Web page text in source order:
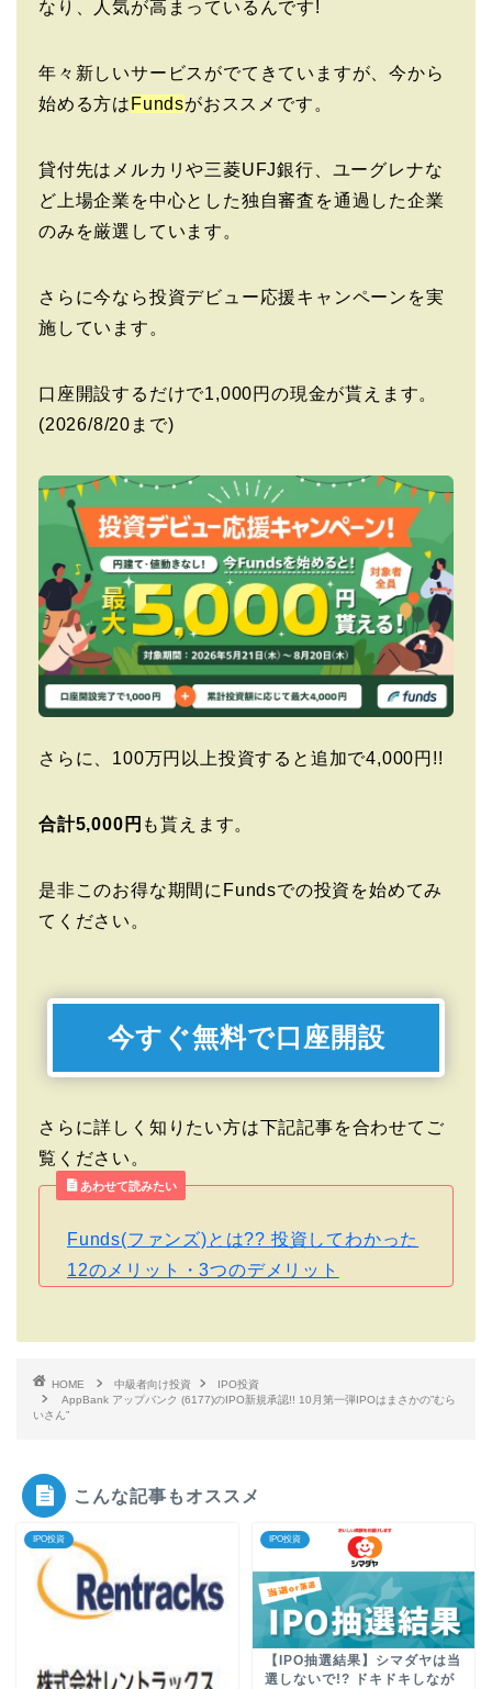
なり、人気が高まっているんです!
年々新しいサービスがでてきていますが、今から
始める方は Fundsがおススメです。
貸付先はメルカリや三菱UFJ銀行、ユーグレナな
ど上場企業を中心とした独自審査を通過した企業
のみを厳選しています。
さらに今なら投資デビュー応援キャンペーンを実
施しています。
口座開設するだけで1,000円の現金が貰えます。
(2026/8/20まで)
さらに、100万円以上投資すると追加で4,000円!!
合計5,000円 も貰えます。
是非このお得な期間にFundsでの投資を始めてみ
てください。
今すぐ無料で口座開設
さらに詳しく知りたい方は下記記事を合わせてご
覧ください。
あわせて読みたい
Funds(ファンズ)とは?? 投資してわかった
12のメリット・3つのデメリット
HOME 中級者向け投資
IPO投資
AppBank アップバンク (6177)のIPO新規承認!! 10月第一弾IPOはまさかの”むら
いさん”
こんな記事もオススメ
IPO投資 IPO投資
【IPO抽選結果】シマダヤは当
選しないで!? ドキドキしなが